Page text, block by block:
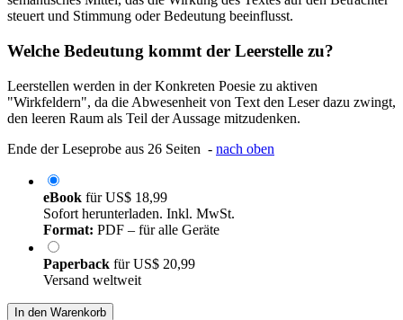
steuert und Stimmung oder Bedeutung beeinflusst.
Welche Bedeutung kommt der Leerstelle zu?
Leerstellen werden in der Konkreten Poesie zu aktiven
"Wirkfeldern", da die Abwesenheit von Text den Leser dazu zwingt,
den leeren Raum als Teil der Aussage mitzudenken.
Ende der Leseprobe aus 26 Seiten - nach oben
eBook fürUS$ 18,99
Sofort herunterladen. Inkl. MwSt.
Format: PDF – für alle Geräte
Paperback fürUS$ 20,99
Versand weltweit
In den Warenkorb